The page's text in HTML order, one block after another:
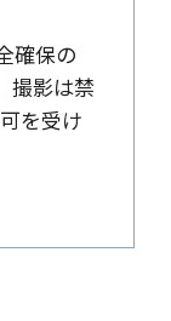
確保の
撮影は禁
を受け